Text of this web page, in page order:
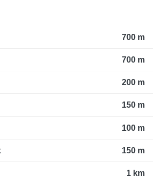
700 m
700 m
200 m
150 m
100 m
150 m
1 km